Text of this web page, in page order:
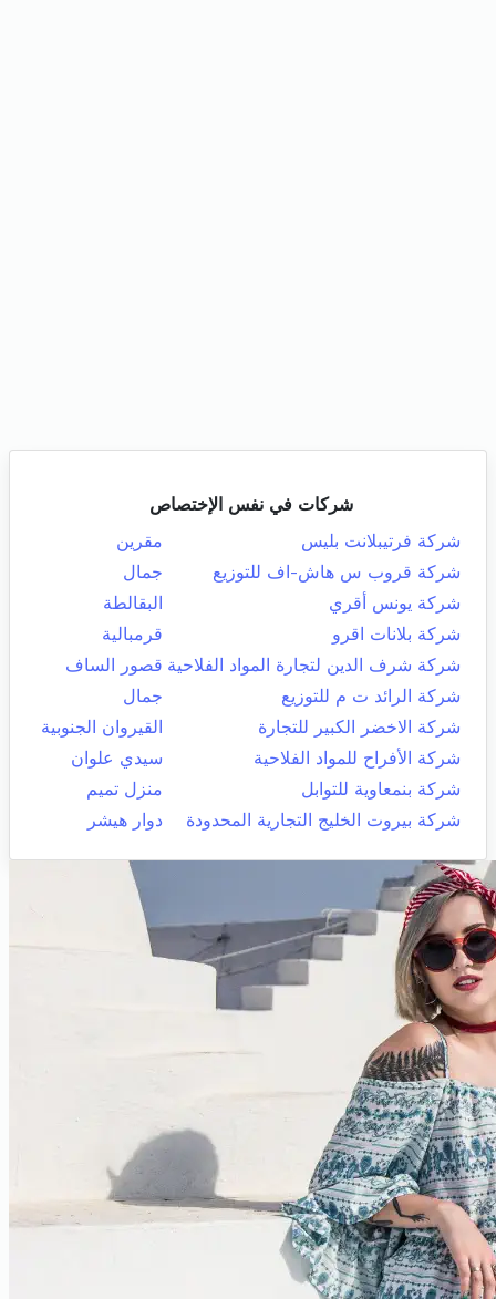
شركات في نفس الإختصاص
شركة فرتيبلانت بليس
مقرين
شركة قروب س هاش-اف للتوزيع
جمال
شركة يونس أقري
البقالطة
شركة بلانات اقرو
قرمبالية
شركة شرف الدين لتجارة المواد الفلاحية قصور الساف
شركة الرائد ت م للتوزيع
جمال
شركة الاخضر الكبير للتجارة
القيروان الجنوبية
شركة الأفراح للمواد الفلاحية
سيدي علوان
شركة بنمعاوية للتوابل
منزل تميم
شركة بيروت الخليج التجارية المحدودة
دوار هيشر